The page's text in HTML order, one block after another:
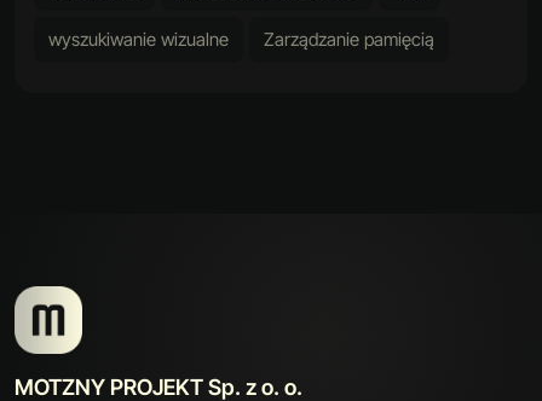
wyszukiwanie wizualne Zarządzanie pamięcią
MOTZNY PROJEKT Sp. z o. o.